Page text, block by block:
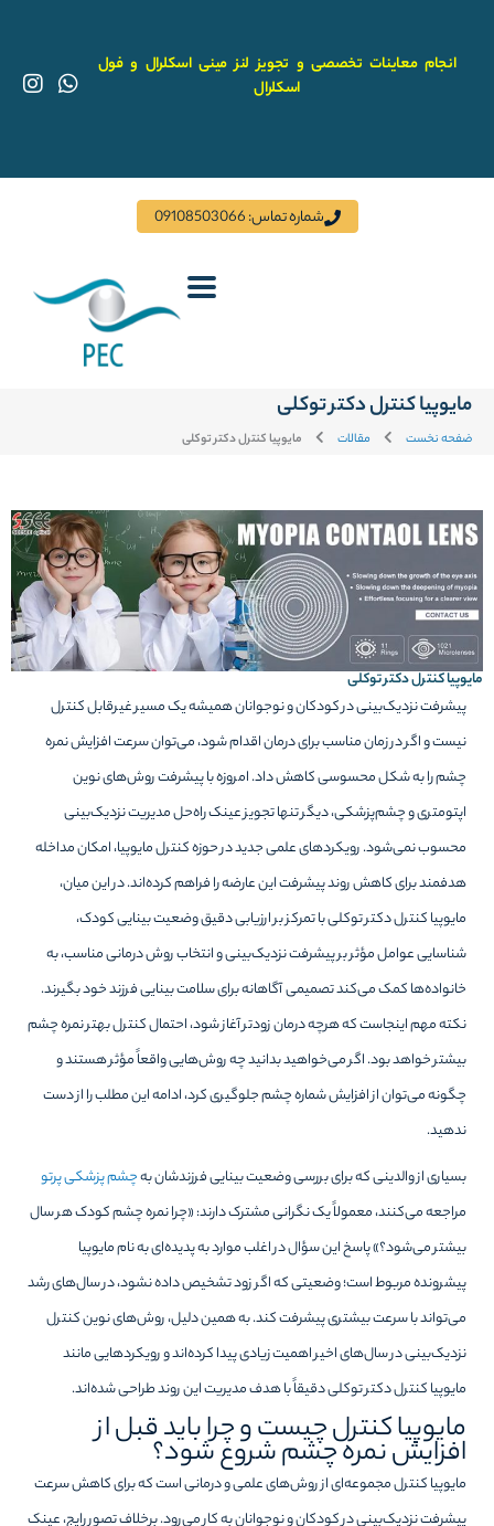
انجام معاینات تخصصی و تجویز لنز مینی اسکلرال و فول
اسکلرال
W
s
I
a
شماره تماس: 09108503066
مایوپیا کنترل دکتر توکلی
ضفحه نخست مقالات مایوپیا کنترل دکتر توکلی
مایوپیا کنترل دکتر توکلی
پیشرفت نزدیک‌بینی در کودکان و نوجوانان همیشه یک مسیر غیرقابل کنترل
نیست و اگر در زمان مناسب برای درمان اقدام شود، می‌توان سرعت افزایش نمره
چشم را به شکل محسوسی کاهش داد. امروزه با پیشرفت روش‌های نوین
اپتومتری و چشم‌پزشکی، دیگر تنها تجویز عینک راه‌حل مدیریت نزدیک‌بینی
محسوب نمی‌شود. رویکردهای علمی جدید در حوزه کنترل مایوپیا، امکان مداخله
هدفمند برای کاهش روند پیشرفت این عارضه را فراهم کرده‌اند. در این میان،
مایوپیا کنترل دکتر توکلی با تمرکز بر ارزیابی دقیق وضعیت بینایی کودک،
شناسایی عوامل مؤثر بر پیشرفت نزدیک‌بینی و انتخاب روش درمانی مناسب، به
خانواده‌ها کمک می‌کند تصمیمی آگاهانه برای سلامت بینایی فرزند خود بگیرند.
نکته مهم اینجاست که هرچه درمان زودتر آغاز شود، احتمال کنترل بهتر نمره چشم
بیشتر خواهد بود. اگر می‌خواهید بدانید چه روش‌هایی واقعاً مؤثر هستند و
چگونه می‌توان از افزایش شماره چشم جلوگیری کرد، ادامه این مطلب را از دست
ندهید.
بسیاری از والدینی که برای بررسی وضعیت بینایی فرزندشان بهچشم پزشکی پرتو
مراجعه می‌کنند، معمولاً یک نگرانی مشترک دارند: «چرا نمره چشم کودک هر سال
بیشتر می‌شود؟» پاسخ این سؤال در اغلب موارد به پدیده‌ای به نام مایوپیا
پیشرونده مربوط است؛ وضعیتی که اگر زود تشخیص داده نشود، در سال‌های رشد
می‌تواند با سرعت بیشتری پیشرفت کند. به همین دلیل، روش‌های نوین کنترل
نزدیک‌بینی در سال‌های اخیر اهمیت زیادی پیدا کرده‌اند و رویکردهایی مانند
مایوپیا کنترل دکتر توکلی دقیقاً با هدف مدیریت این روند طراحی شده‌اند.
مایوپیا کنترل چیست و چرا باید قبل از
افزایش نمره چشم شروع شود؟
مایوپیا کنترل مجموعه‌ای از روش‌های علمی و درمانی است که برای کاهش سرعت
پیشرفت نزدیک‌بینی در کودکان و نوجوانان به کار می‌رود. برخلاف تصور رایج، عینک